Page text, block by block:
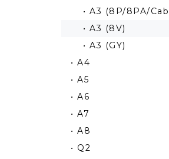
• A3 (8P/8PA/
• A3 (8V)
• A3 (GY)
• A4
• A5
• A6
• A7
• A8
• Q2